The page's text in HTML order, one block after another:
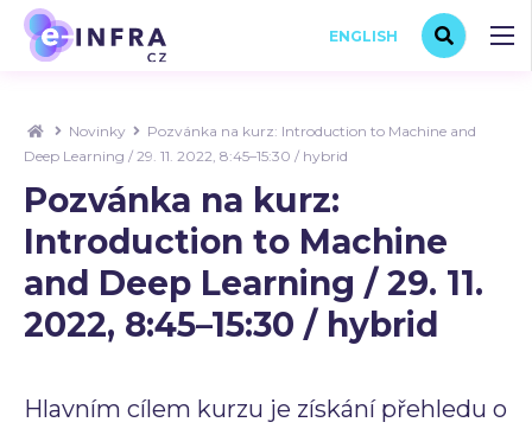
ENGLISH
Novinky
Pozvánka na kurz: Introduction to Machine and
Deep Learning / 29. 11. 2022, 8:45–15:30 / hybrid
Pozvánka na kurz:
Introduction to Machine
and Deep Learning / 29. 11.
2022, 8:45–15:30 / hybrid
Hlavním cílem kurzu je získání přehledu o